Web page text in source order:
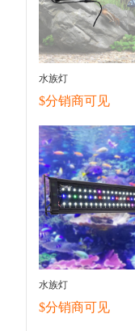
水族灯
$分销商可见
水族灯
$分销商可见